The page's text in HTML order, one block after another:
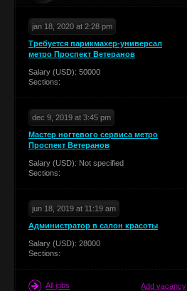
jan 18, 2020 at 2:28 pm
Требуется парикмахер-универсал
метро Проспект Ветеранов
Salary (USD): 50000
Sections:
dec 9, 2019 at 3:45 pm
Мастер ногтевого сервиса метро
Проспект Ветеранов
Salary (USD): Not specified
Sections:
jun 18, 2019 at 11:19 am
Администратор в салон красоты
Salary (USD): 28000
Sections:
All jobs Add vacancy